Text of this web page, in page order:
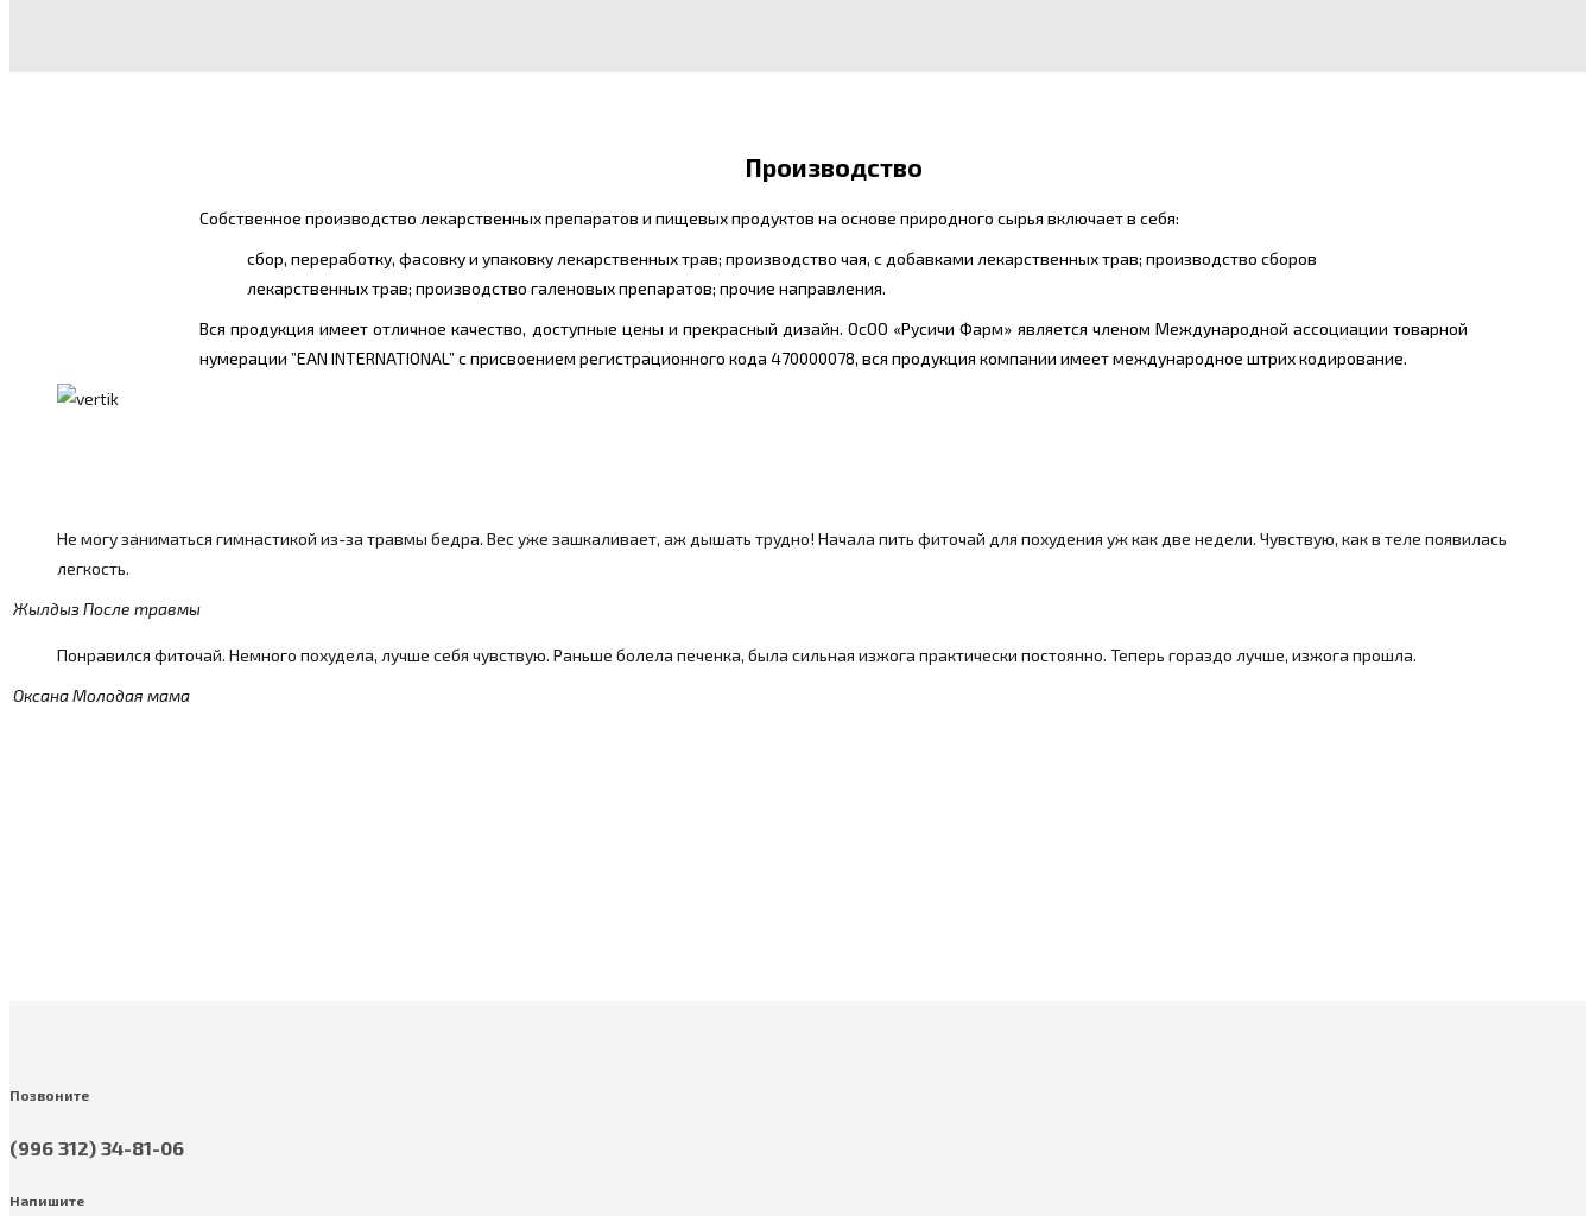
Производство
Собственное производство лекарственных препаратов и пищевых продуктов на основе природного сырья включает в себя:
сбор, переработку, фасовку и упаковку лекарственных трав; производство чая, с добавками лекарственных трав; производство сборов
лекарственных трав; производство галеновых препаратов; прочие направления.
Вся продукция имеет отличное качество, доступные цены и прекрасный дизайн. ОсОО «Русичи Фарм» является членом Международной ассоциации товарной
нумерации ”EAN INTERNATIONAL” с присвоением регистрационного кода 470000078, вся продукция компании имеет международное штрих кодирование.
Не могу заниматься гимнастикой из-за травмы бедра. Вес уже зашкаливает, аж дышать трудно! Начала пить фиточай для похудения уж как две недели. Чувствую, как в теле появилась
легкость.
ЖылдызПосле травмы
Понравился фиточай. Немного похудела, лучше себя чувствую. Раньше болела печенка, была сильная изжога практически постоянно. Теперь гораздо лучше, изжога прошла.
ОксанаМолодая мама
Позвоните
(996 312) 34-81-06
Напишите